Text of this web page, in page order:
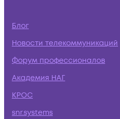
Блог
Новости телекоммуникаций
Форум профессионалов
Академия НАГ
КРОС
snr.systems